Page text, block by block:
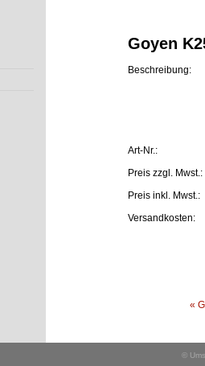
Goyen
Beschreibung:
Art-Nr.:
Preis zzgl. Mwst.:
Preis inkl. Mwst.:
Versandkosten:
«
©